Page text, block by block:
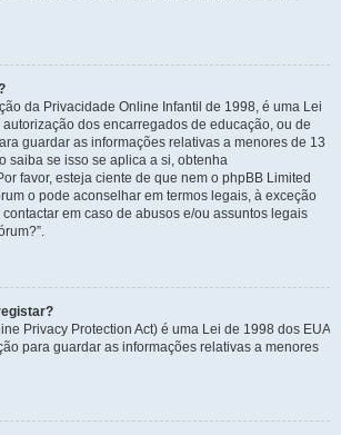
da Privacidade Online Infantil de 1998, é uma Lei
dos encarregados de educação, ou de
guardar as informações relativas a menores de 13
saiba se isso se aplica a si, obtenha
favor, esteja ciente de que nem o phpBB Limited
o pode aconselhar em termos legais, à exceção
em caso de abusos e/ou assuntos legais
Privacy Protection Act) é uma Lei de 1998 dos EUA
para guardar as informações relativas a menores